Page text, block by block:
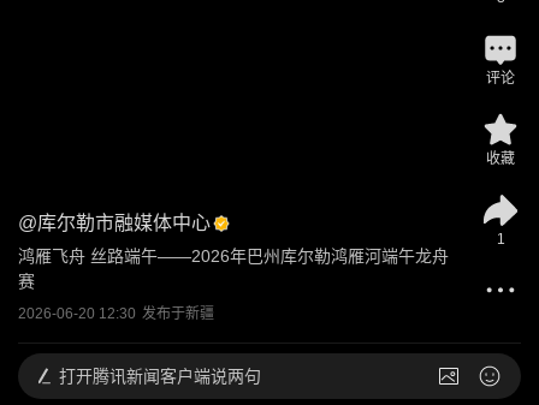
@库尔勒市融媒体中心
鸿雁飞舟 丝路端午——2026年巴州库尔勒鸿雁河端午龙舟
赛
2026-06-20 12:30 发布于新疆
评论
收藏
1
打开腾讯新闻客户端说两句